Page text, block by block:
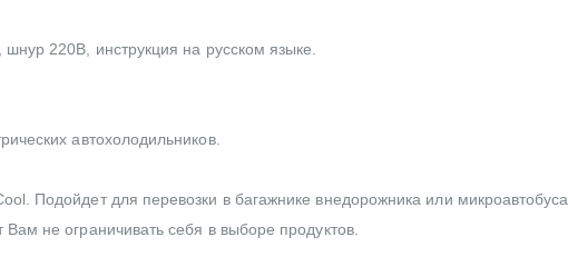
220В, инструкция на русском языке.
автохолодильников.
Подойдет для перевозки в багажнике внедорожника или
не ограничивать себя в выборе продуктов.